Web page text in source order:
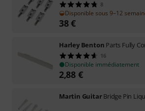
8
Disponible sous 9–12
38€
Harley Benton Parts Fully
16
Disponible immédiatement
2,88 €
Martin GuitarBridge Pin